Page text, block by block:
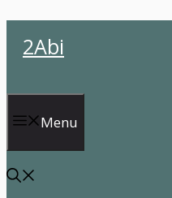
atla2Abi
Menu